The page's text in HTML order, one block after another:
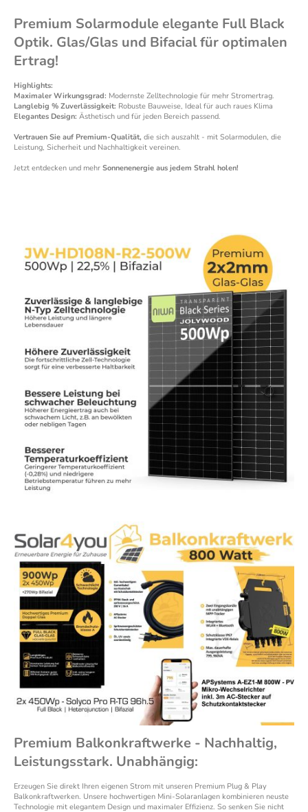
Premium Solarmodule elegante Full Black
Optik. Glas/Glas und Bifacial für optimalen
Ertrag!
Highlights:
Maximaler Wirkungsgrad: Modernste Zelltechnologie für mehr Stromertrag.
Langlebig % Zuverlässigkeit: Robuste Bauweise, Ideal für auch raues Klima
Elegantes Design: Ästhetisch und für jeden Bereich passend.
Vertrauen Sie auf Premium-Qualität, die sich auszahlt - mit Solarmodulen, die
Leistung, Sicherheit und Nachhaltigkeit vereinen.
Jetzt entdecken und mehr Sonnenenergie aus jedem Strahl holen!
Premium Balkonkraftwerke - Nachhaltig,
Leistungsstark. Unabhängig:
Erzeugen Sie direkt Ihren eigenen Strom mit unseren Premium Plug & Play
Balkonkraftwerken. Unsere hochwertigen Mini-Solaranlagen kombinieren neuste
Technologie mit elegantem Design und maximaler Effizienz. So senken Sie nicht